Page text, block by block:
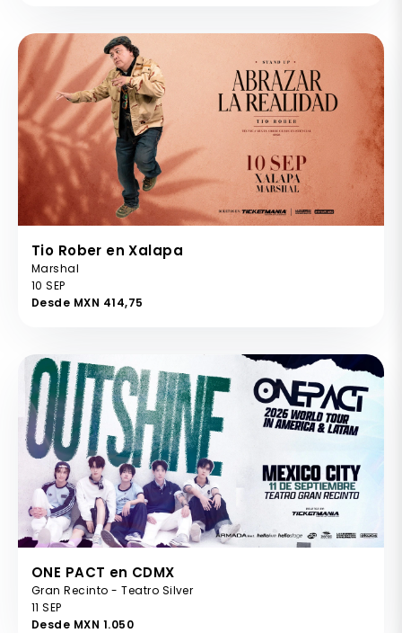
Tio Rober en Xalapa
Marshal
10 SEP
Desde MXN 414,75
ONE PACT en CDMX
Gran Recinto - Teatro Silver
11 SEP
Desde MXN 1.050